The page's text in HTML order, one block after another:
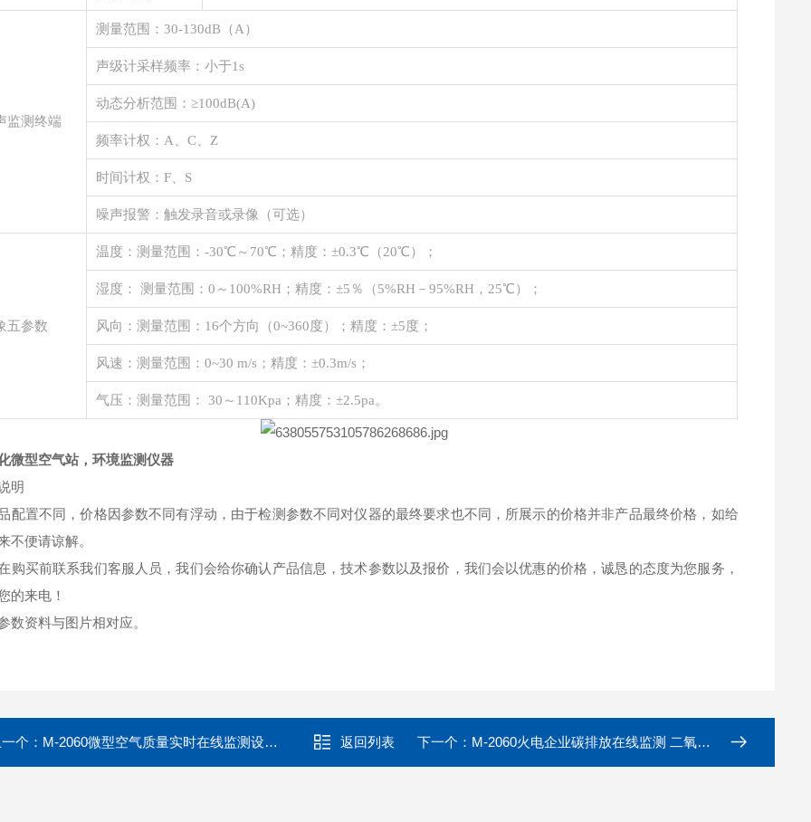
监测终端
测量范围：30-130dB（A）
声级计采样频率：小于1s
动态分析范围：≥100dB(A)
频率计权： A、C、Z
时间计权：F、S
噪声报警：触发录音或录像（可选）
五参数
温度：测量范围：-30℃～70℃；精度：±0.3℃（20℃）；
湿度： 测量范围：0～100%RH；精度：±5％（5%RH－95%RH，25℃）；
风向：测量范围： 16个方向（0~360度）；精度：±5度；
风速：测量范围：0~30 m/s；精度：±0.3m/s；
气压：测量范围： 30～110Kpa；精度：±2.5pa。
微型空气站，环境监测仪器
明
配置不同，价格因参数不同有浮动，由于检测参数不同对仪器的最终要求也不同，所展示的价格并非产品最终价格，如给
不便请谅解。
购买前联系我们客服人员，我们会给你确认产品信息，技术参数以及报价，我们会以优惠的价格，诚恳的态度为您服务，
的来电！
数资料与图片相对应。
个： M-2060微型空气质量实时在线监测设备站点 返回列表 下一个： M-2060火电企业碳排放在线监测 二氧化碳检测仪